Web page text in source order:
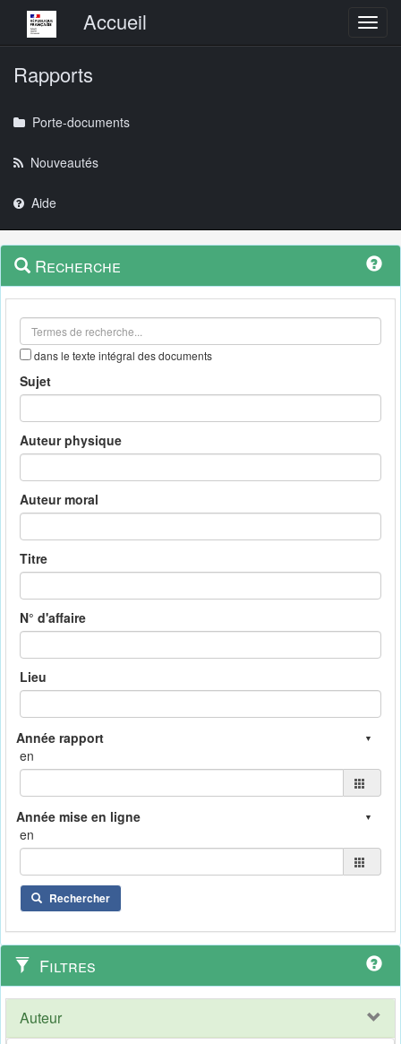
Menu principalAccueil
Rapports
Porte-documents
Nouveautés
Aide
Navigation
outils
Menu
contextuel
Recherche
dans le texte intégral des documents
Sujet
Auteur physique
Auteur moral
Titre
N° d'affaire
Lieu
en
en
Rechercher
Filtres
Auteur